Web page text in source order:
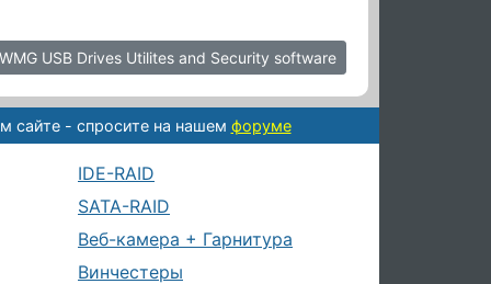
USB Drives Utilites and Security software
сайте - спросите на нашем форуме
IDE-RAID
SATA-RAID
Веб-камера + Гарнитура
Винчестеры